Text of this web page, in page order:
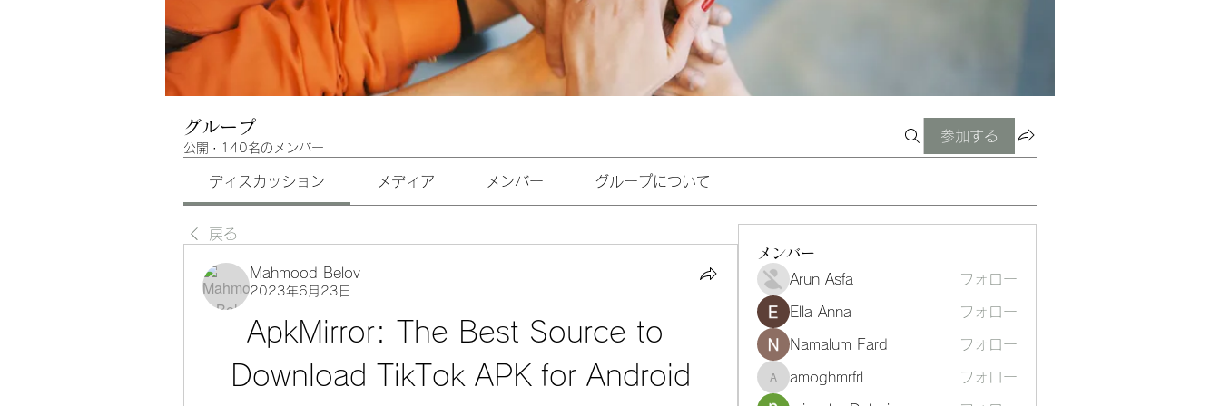
グループ
公開 · 140名のメンバー
参加する
ディスカッション メディア メンバー グループについて
戻る
Mahmood Belov
2023年6月23日
ApkMirror: The Best Source to
Download TikTok APK for Android
メンバー
Arun Asfa
フォロー
Ella Anna フォロー
Namalum Fard フォロー
amoghmrfrl
amoghmrfrl フォロー